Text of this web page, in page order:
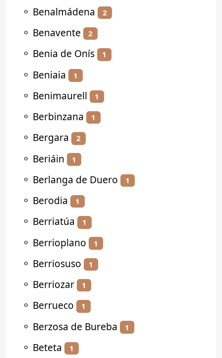
⚬ Benalmádena 2
⚬ Benavente 2
⚬ Benia de Onís 1
⚬ Beniaia 1
⚬ Benimaurell 1
⚬ Berbinzana 1
⚬ Bergara 2
⚬ Beriáin 1
⚬ Berlanga de Duero 1
⚬ Berodia 1
⚬ Berriatúa 1
⚬ Berrioplano 1
⚬ Berriosuso 1
⚬ Berriozar 1
⚬ Berrueco 1
⚬ Berzosa de Bureba 1
⚬ Beteta 1